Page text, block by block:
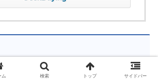
ム 検索 トップ サイドバー